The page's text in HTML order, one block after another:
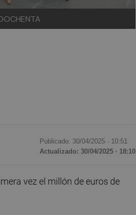
Publicado: 30/04/2025 · 10:51
Actualizado: 30/04/2025 · 18:10
vez el millón de euros de